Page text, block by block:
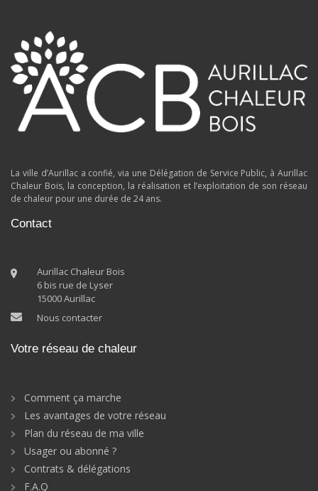
La ville d’Aurillac a confié, via une Délégation de Service Public, à Aurillac
Chaleur Bois, la conception, la réalisation et l’exploitation de son réseau
de chaleur pour une durée de 24 ans.
Contact
Aurillac Chaleur Bois
6 bis rue de Lyser
15000 Aurillac
Nous contacter
Votre réseau de chaleur
Comment ça marche
Les avantages de votre réseau
Plan du réseau de ma ville
Usager ou abonné ?
Contrats & délégations
F.A.Q